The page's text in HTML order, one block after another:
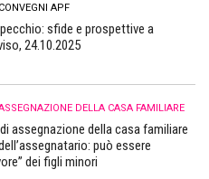
CONVEGNI APF
sfide e prospettive a
24.10.2025
DELLA CASA FAMILIARE
assegnazione della casa familiare
può essere
dei figli minori